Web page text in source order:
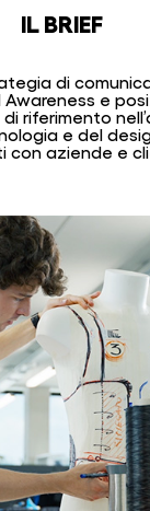
IL BRIEF
di
Awareness e
riferimento
e del
aziende e